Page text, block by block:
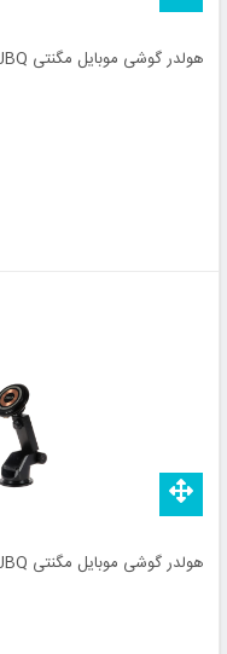
هولدر گوشی موبایل مگنتی JBQ مدل HLC-237 - خاکستری
هولدر گوشی موبایل مگنتی JBQ مدل HLC-525 - مشکی (پک ضعیف)